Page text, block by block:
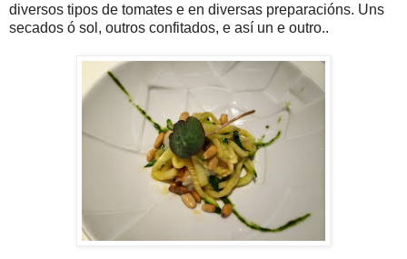
diversos tipos de tomates e en diversas preparacións. Uns
secados ó sol, outros confitados, e así un e outro..